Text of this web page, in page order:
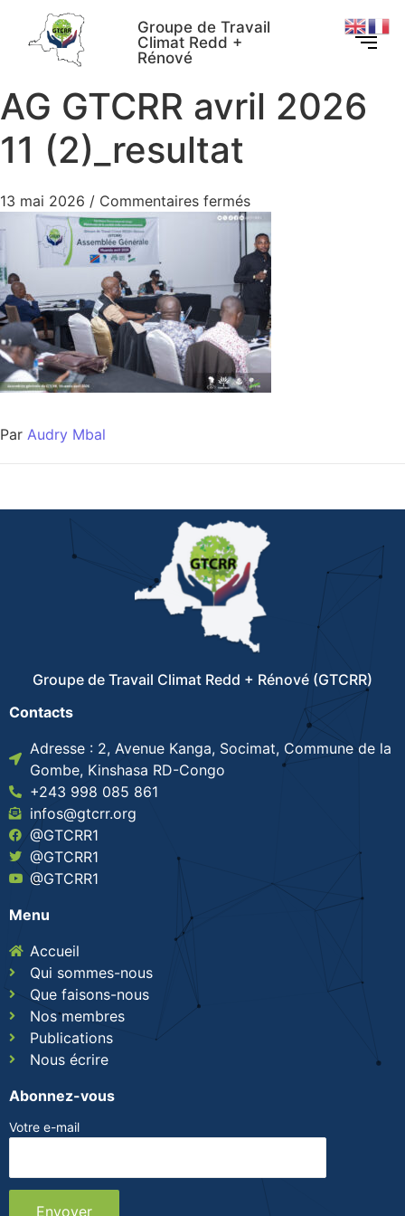
Groupe de Travail
Climat Redd +
Rénové
AG GTCRR avril 2026
11 (2)_resultat
13 mai 2026 / Commentaires fermés
Par Audry Mbal
Groupe de Travail Climat Redd + Rénové (GTCRR)
Contacts
Adresse : 2, Avenue Kanga, Socimat, Commune de la
Gombe, Kinshasa RD-Congo
+243 998 085 861
infos@gtcrr.org
@GTCRR1
@GTCRR1
@GTCRR1
Menu
Accueil
Qui sommes-nous
Que faisons-nous
Nos membres
Publications
Nous écrire
Abonnez-vous
Votre e-mail